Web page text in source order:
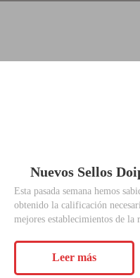
Nuevos Sellos
Esta pasada semana hemos
obtenido la calificación
mejores establecimientos de la
Leer más